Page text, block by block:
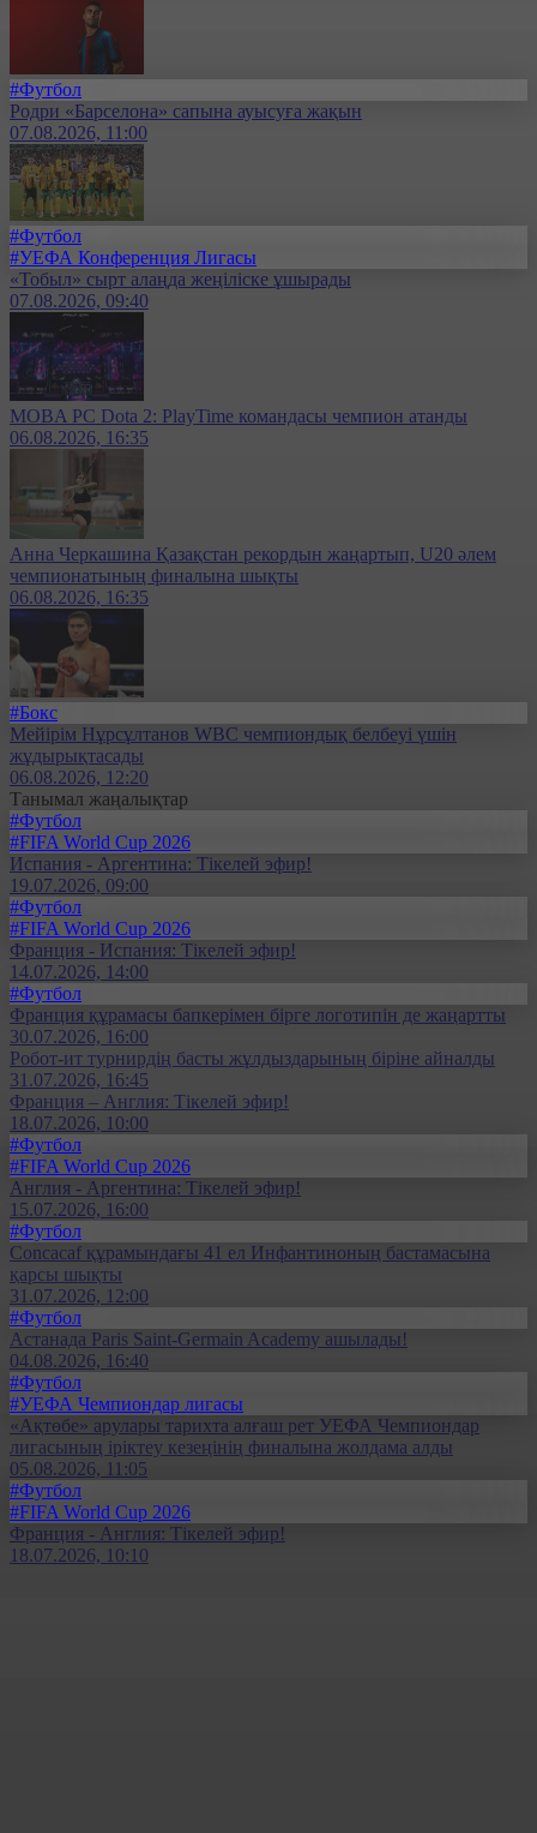
#Футбол
Родри «Барселона» сапына ауысуға жақын
07.08.2026, 11:00
#Футбол
#УЕФА Конференция Лигасы
«Тобыл» сырт алаңда жеңіліске ұшырады
07.08.2026, 09:40
MOBA PC Dota 2: PlayTime командасы чемпион атанды
06.08.2026, 16:35
Анна Черкашина Қазақстан рекордын жаңартып, U20 әлем
чемпионатының финалына шықты
06.08.2026, 16:35
#Бокс
Мейірім Нұрсұлтанов WBC чемпиондық белбеуі үшін
жұдырықтасады
06.08.2026, 12:20
Танымал жаңалықтар
#Футбол
#FIFA World Cup 2026
Испания - Аргентина: Тікелей эфир!
19.07.2026, 09:00
#Футбол
#FIFA World Cup 2026
Франция - Испания: Тікелей эфир!
14.07.2026, 14:00
#Футбол
Франция құрамасы бапкерімен бірге логотипін де жаңартты
30.07.2026, 16:00
Робот-ит турнирдің басты жұлдыздарының біріне айналды
31.07.2026, 16:45
Франция – Англия: Тікелей эфир!
18.07.2026, 10:00
#Футбол
#FIFA World Cup 2026
Англия - Аргентина: Тікелей эфир!
15.07.2026, 16:00
#Футбол
Concacaf құрамындағы 41 ел Инфантиноның бастамасына
қарсы шықты
31.07.2026, 12:00
#Футбол
Астанада Paris Saint-Germain Academy ашылады!
04.08.2026, 16:40
#Футбол
#УЕФА Чемпиондар лигасы
«Ақтөбе» арулары тарихта алғаш рет УЕФА Чемпиондар
лигасының іріктеу кезеңінің финалына жолдама алды
05.08.2026, 11:05
#Футбол
#FIFA World Cup 2026
Франция - Англия: Тікелей эфир!
18.07.2026, 10:10